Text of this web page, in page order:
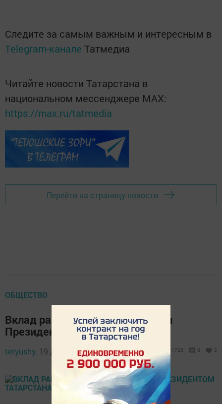
Следите за самым важным и интересным в
Telegram-канале Татмедиа
Читайте новости Татарстана в
национальном мессенджере MАХ:
https://max.ru/tatmedia
Перейти на страницу новости
ОБЩЕСТВО
Вклад районной газеты отмечен
Президентом Татарстана
tetyushy, 19 декабря 2018 - 09:32 1720 0 2